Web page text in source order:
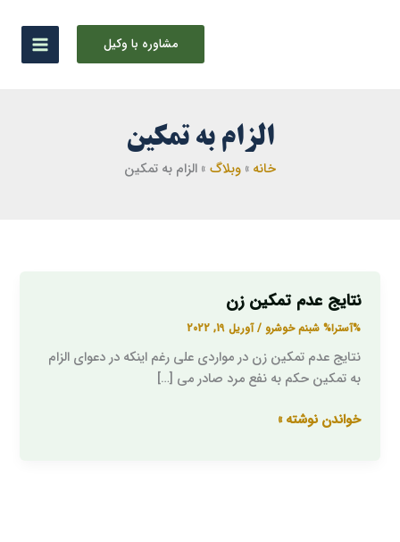
مشاوره با وکیل
الزام به تمکین
خانه وبلاگ الزام به تمکین
نتایج عدم تمکین زن
%آسترا% شبنم خوشرو/آوریل 19, 2022
نتایج عدم تمکین زن در مواردی علی رغم اینکه در دعوای الزام
به تمکین حکم به نفع مرد صادر می […]
نتایج
عدم
زن
خواندن نوشته »